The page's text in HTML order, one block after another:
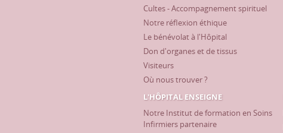
Cultes - Accompagnement spirituel
Notre réflexion éthique
Le bénévolat à l'Hôpital
Don d'organes et de tissus
Visiteurs
Où nous trouver ?
L'HÔPITAL ENSEIGNE
Notre Institut de formation en Soins
Infirmiers partenaire